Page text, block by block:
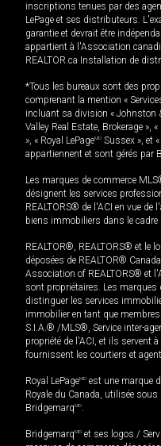
inscriptions tenues par des
LePage et ses distributeurs.
garantie et devrait être
appartient à l'Association
REALTOR.ca Installation de
*Tous les bureaux sont des
comprenant la mention «
incluant sa division « Johnston
Valley Real Estate, Brokerage », «
», « Royal LePageMD Sussex », et
appartiennent et sont gérés par
Les marques de commerce
désignent les services
REALTORS® de l'ACI en vue de
biens immobiliers dans le cadre
REALTOR®, REALTORS® et le
déposées de REALTOR®
Association of REALTORS® et
sont propriétaires. Les marques
distinguer les services
immobilier en tant que
S.I.A.® /MLS®, Service inter-
propriété de l'ACI, et ils servent
fournissent les courtiers et
Royal LePageMD est une marque
Royale du Canada, utilisée
BridgemarqMD.
BridgemarqMD et ses logos /